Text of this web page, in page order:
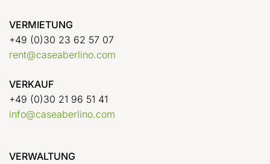
VERMIETUNG
+49 (0)30 23 62 57 07
rent@caseaberlino.com
VERKAUF
+49 (0)30 21 96 51 41
info@caseaberlino.com
VERWALTUNG